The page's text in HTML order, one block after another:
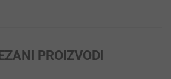
PROIZVODI